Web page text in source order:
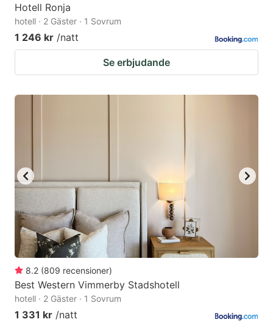
Hotell Ronja
hotell · 2 Gäster · 1 Sovrum
1 246 kr /natt
Se erbjudande
8.2 (809 recensioner)
Best Western Vimmerby Stadshotell
hotell · 2 Gäster · 1 Sovrum
1 331 kr /natt